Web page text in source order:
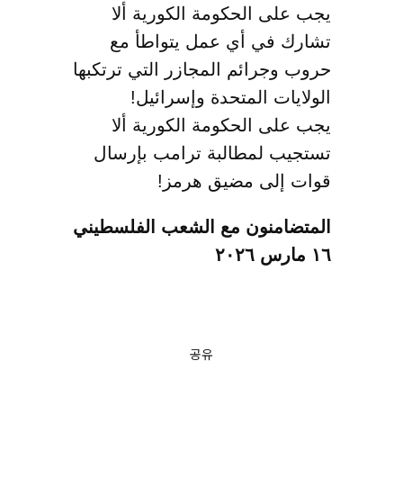
يجب على الحكومة الكورية ألا
تشارك في أي عمل يتواطأ مع
حروب وجرائم المجازر التي ترتكبها
الولايات المتحدة وإسرائيل!
يجب على الحكومة الكورية ألا
تستجيب لمطالبة ترامب بإرسال
قوات إلى مضيق هرمز!
المتضامنون مع الشعب الفلسطيني
١٦ مارس ٢٠٢٦
공유